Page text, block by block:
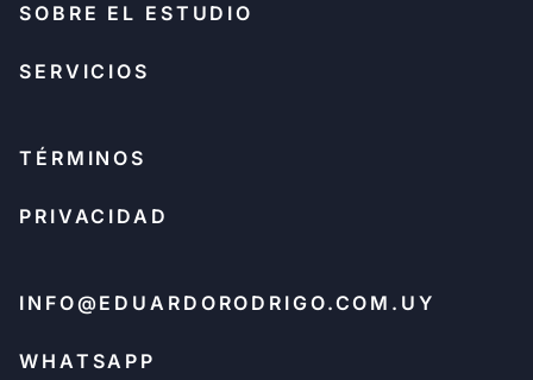
SOBRE EL ESTUDIO
SERVICIOS
TÉRMINOS
PRIVACIDAD
INFO@EDUARDORODRIGO.COM.UY
WHATSAPP